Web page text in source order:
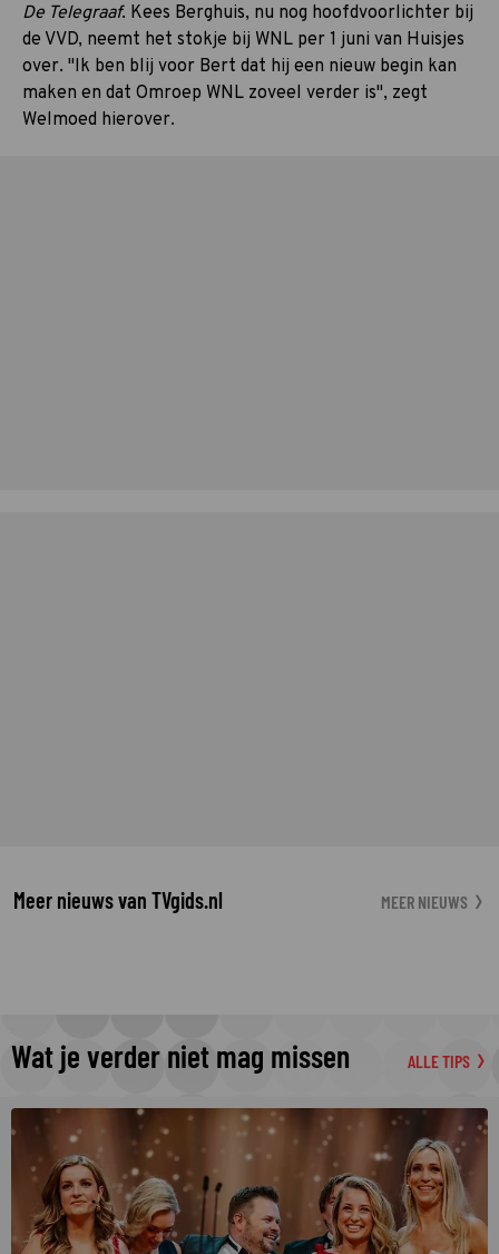
De Telegraaf. Kees Berghuis, nu nog hoofdvoorlichter bij
de VVD, neemt het stokje bij WNL per 1 juni van Huisjes
over. "Ik ben blij voor Bert dat hij een nieuw begin kan
maken en dat Omroep WNL zoveel verder is", zegt
Welmoed hierover.
Meer nieuws van TVgids.nl MEER NIEUWS
Wat je verder niet mag missen ALLE TIPS